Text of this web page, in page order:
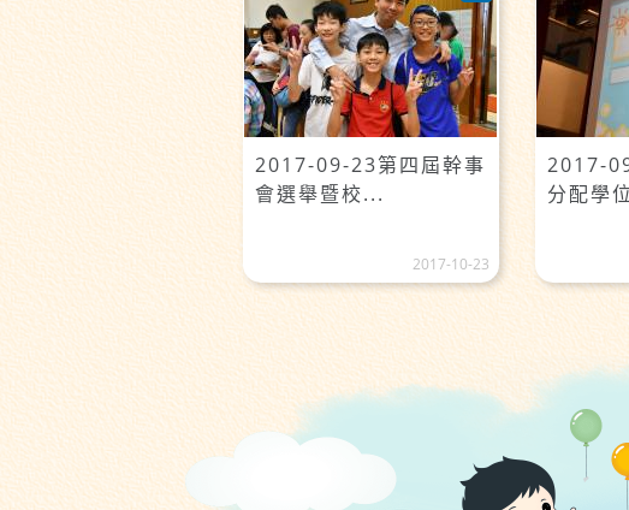
2017-09-23第四屆幹事
會選舉暨校...
2017-10-23
2017-
分配學